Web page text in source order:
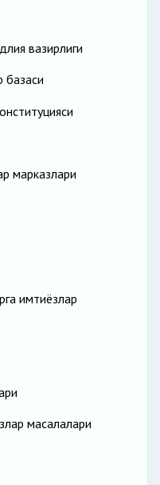
вазирлиги
базаси
марказлари
имтиёзлар
масалалари